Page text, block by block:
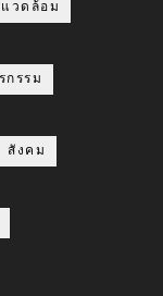
วดล้อม
กรรม
สังคม